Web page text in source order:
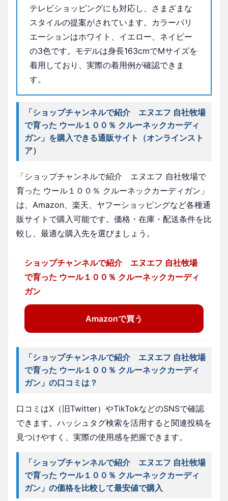
テレビショッピングにも対応し、さまざまな
スタイルの提案がされています。カラーバリ
エーションはホワイト、イエロー、ネイビー
の3色です。モデルは身長163cmでMサイズを
着用しており、実際の着用例が確認できま
す。
「ショップチャンネルで紹介 エヌエフ 自社牧場
で育った ウール１００％ クルーネックカーディ
ガン」を購入できる通販サイト（オンラインスト
ア）
「ショップチャンネルで紹介 エヌエフ 自社牧場で
育った ウール１００％ クルーネックカーディガン」
は、Amazon、楽天、ヤフーショッピングなど各種通
販サイトで購入可能です。価格・在庫・配送条件を比
較し、最適な購入先を選びましょう。
ショップチャンネルで紹介 エヌエフ 自社牧場
で育った ウール１００％ クルーネックカーディ
ガン
Amazonで買う
「ショップチャンネルで紹介 エヌエフ 自社牧場
で育った ウール１００％ クルーネックカーディ
ガン」の口コミは？
口コミはX（旧Twitter）やTikTokなどのSNSで確認
できます。ハッシュタグ検索を活用すると関連投稿を
見つけやすく、実際の使用感を把握できます。
「ショップチャンネルで紹介 エヌエフ 自社牧場
で育った ウール１００％ クルーネックカーディ
ガン」の価格を比較して最安値で購入